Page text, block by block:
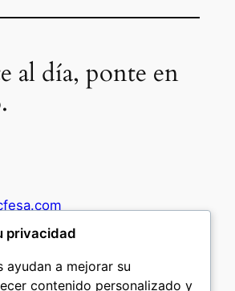
al día, ponte en
privacidad
ayudan a mejorar su
contenido personalizado y